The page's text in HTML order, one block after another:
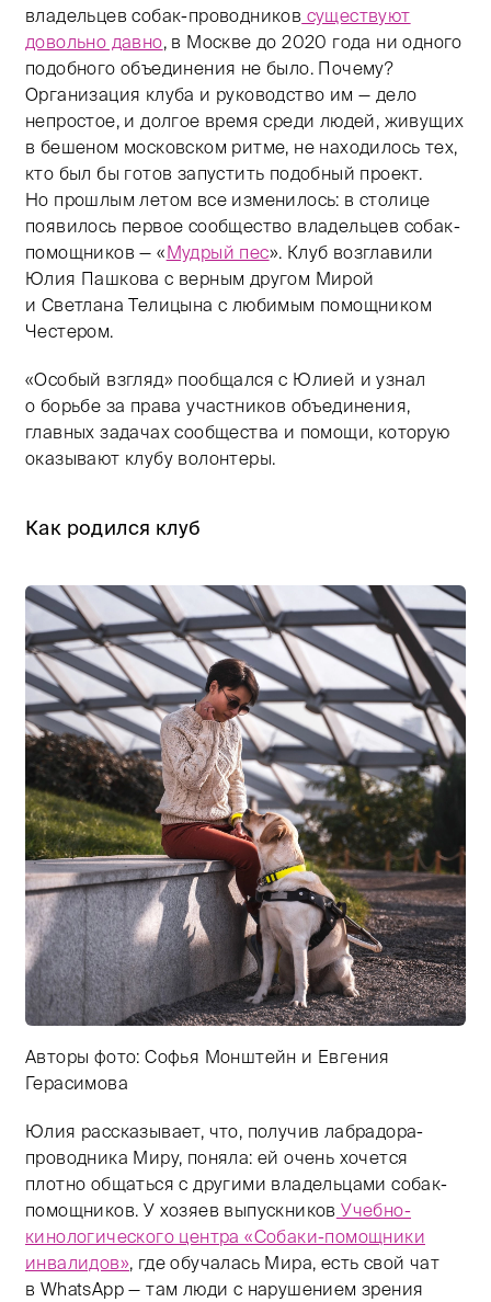
владельцев собак-проводников существуют
довольно давно, в Москве до 2020 года ни одного
подобного объединения не было. Почему?
Организация клуба и руководство им — дело
непростое, и долгое время среди людей, живущих
в бешеном московском ритме, не находилось тех,
кто был бы готов запустить подобный проект.
Но прошлым летом все изменилось: в столице
появилось первое сообщество владельцев собак-
помощников — «Мудрый пес». Клуб возглавили
Юлия Пашкова с верным другом Мирой
и Светлана Телицына с любимым помощником
Честером.
«Особый взгляд» пообщался с Юлией и узнал
о борьбе за права участников объединения,
главных задачах сообщества и помощи, которую
оказывают клубу волонтеры.
Как родился клуб
Авторы фото: Софья Монштейн и Евгения
Герасимова
Тифлокомментарий: цветная фотография.
Юлия рассказывает, что, получив лабрадора-
проводника Миру, поняла: ей очень хочется
плотно общаться с другими владельцами собак-
помощников. У хозяев выпускников Учебно-
кинологического центра «Собаки-помощники
инвалидов», где обучалась Мира, есть свой чат
в WhatsApp — там люди с нарушением зрения